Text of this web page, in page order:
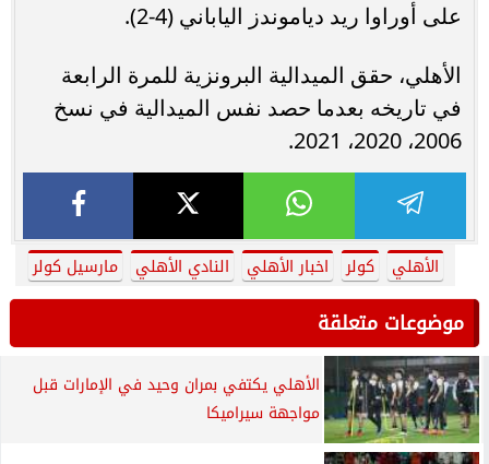
على أوراوا ريد دياموندز الياباني (4-2).
الأهلي، حقق الميدالية البرونزية للمرة الرابعة
في تاريخه بعدما حصد نفس الميدالية في نسخ
2006، 2020، 2021.
الأهلي كولر اخبار الأهلي النادي الأهلي مارسيل كولر
موضوعات متعلقة
الأهلي يكتفي بمران وحيد في الإمارات قبل
مواجهة سيراميكا